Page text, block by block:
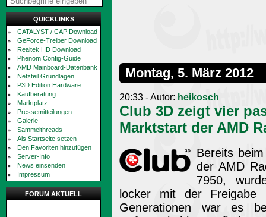
QUICKLINKS
CATALYST / CAP Download
GeForce-Treiber Download
Realtek HD Download
Phenom Config-Guide
AMD Mainboard-Datenbank
Netzteil Grundlagen
P3D Edition Hardware
Kaufberatung
Marktplatz
Pressemitteilungen
Galerie
Sammelthreads
Als Startseite setzen
Den Favoriten hinzufügen
Server-Info
News einsenden
Impressum
FORUM AKTUELL
Montag, 5. März 2012
20:33 - Autor: heikosch
Club 3D zeigt vier
Marktstart der AMD
Bereits
der AMD
7950,
locker mit der Freigabe
Generationen war es